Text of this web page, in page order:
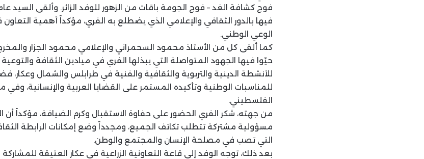
فوج كشافة الغد – فوج الجومة باقات من الزهور للوفد الزائر. وألقى السيد
فيها بالدور الثقافي والإعلامي الذي يضطلع به الفري، مؤكداً أهمية
الوعي الوطني.
كما ألقى كل من الأستاذ محمود السحمراني والإعلامي محمود الجزار
حيّوا فيها الجهود المتواصلة التي يبذلها الفري في ميادين الثقافة والتوعية
للأنشطة الدينية والتربوية والثقافية والفنية في طرابلس والشمال وعكار،
للمناسبات الوطنية وتأكيده المستمر على القضايا العربية والإنسانية،
الفلسطيني.
من جهته، شكر الفري الحضور على حفاوة الاستقبال وكرم الضيافة، مؤكداً أن
مسؤولية مشتركة تتطلب تكاتف الجميع، ومجدداً وضع إمكانات الرابطة
التي تصب في مصلحة الإنسان والمجتمع والوطن.
بعد ذلك، توجه الوفد إلى قاعة التعاونية الزراعية في عكار العتيقة